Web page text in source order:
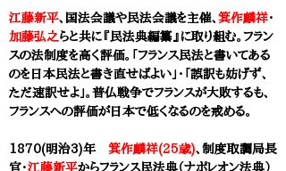
江藤新平、国法会議や民法会議を主催、 箕作麟祥・
加藤弘之らと共に『民法典編纂』に取り組む。​フラン
スの法制度を高く評価。「フランス民法と書いてある
のを日本民法と書き直せばよい」・「誤訳も妨げず、
ただ速訳せよ」。普仏戦争でフランスが大敗するも、
フランスへの評価が日本で低くなるのを戒める。​
1870(明治3)年 箕作麟祥(25歳)、制度取調局長
官・江藤新平からフランス民法典（ナポレオン法典）